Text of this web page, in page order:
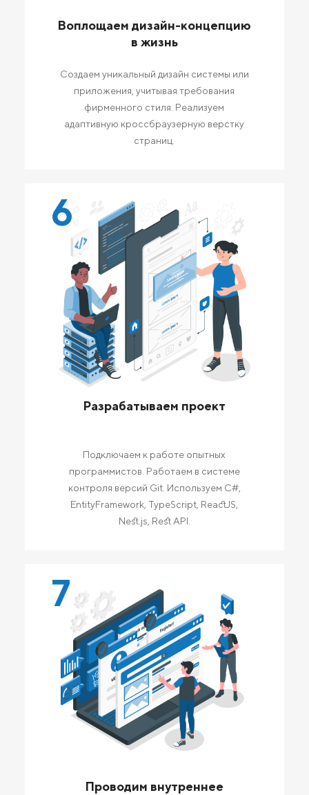
Воплощаем дизайн-концепцию
в жизнь
Создаем уникальный дизайн системы или
приложения, учитывая требования
фирменного стиля. Реализуем
адаптивную кроссбраузерную верстку
страниц.
6
Разрабатываем проект
Подключаем к работе опытных
программистов. Работаем в системе
контроля версий Git. Используем C#,
EntityFramework, TypeScript, ReactJS,
Nest.js, Rest API.
7
Проводим внутреннее